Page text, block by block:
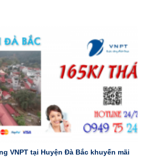
VNPT tại Huyện Đà Bắc khuyến mãi